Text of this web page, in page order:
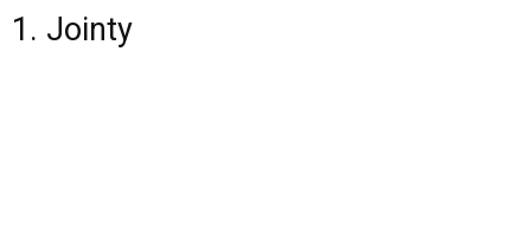
1. Jointy